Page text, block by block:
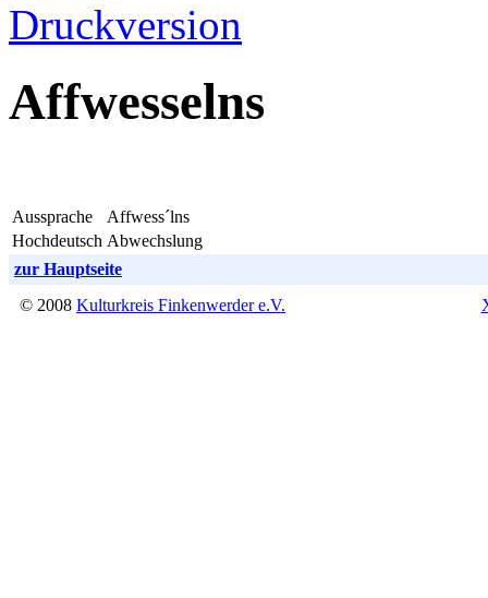
Druckversion
Affwesselns
Aussprache
Affwess´lns
Hochdeutsch Abwechslung
zur Hauptseite
© 2008 Kulturkreis Finkenwerder e.V.